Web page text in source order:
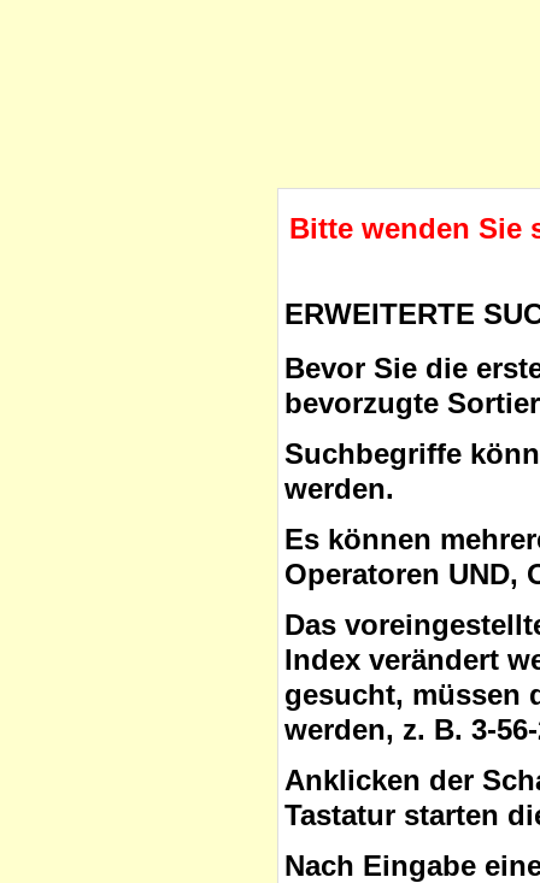
Bitte wenden Sie
ERWEITERTE
Bevor Sie die
bevorzugte
Suchbegriffe
werden.
Es können
Operatoren UND,
Das
Index verändert
gesucht, müssen
werden, z. B. 3-
Anklicken der
Tastatur starten
Nach Eingabe